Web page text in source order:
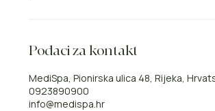
Podaci za kontakt
MediSpa, Pionirska ulica 48, Rijeka,
0923890900
info@medispa.hr